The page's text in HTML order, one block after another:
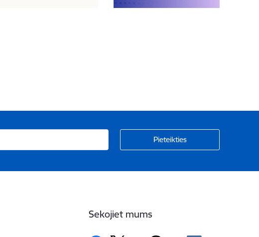
Sekojiet mums